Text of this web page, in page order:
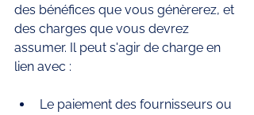
des bénéfices que vous génèrerez, et
des charges que vous devrez
assumer. Il peut s'agir de charge en
lien avec :
Le paiement des fournisseurs ou